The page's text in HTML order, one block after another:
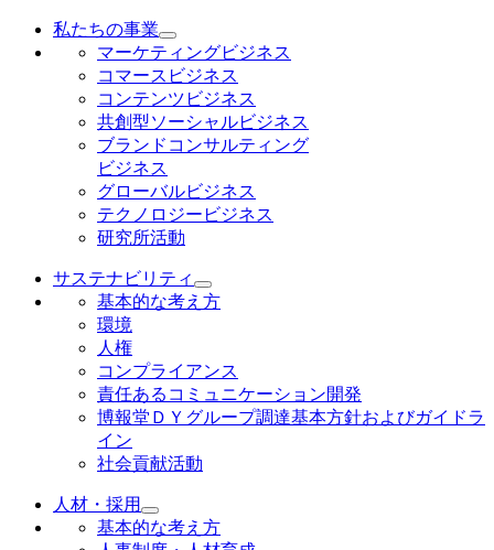
私たちの事業
マーケティングビジネス
コマースビジネス
コンテンツビジネス
共創型ソーシャルビジネス
ブランドコンサルティング
ビジネス
グローバルビジネス
テクノロジービジネス
研究所活動
サステナビリティ
基本的な考え方
環境
人権
コンプライアンス
責任あるコミュニケーション開発
博報堂ＤＹグループ調達基本方針およびガイドラ
イン
社会貢献活動
人材・採用
基本的な考え方